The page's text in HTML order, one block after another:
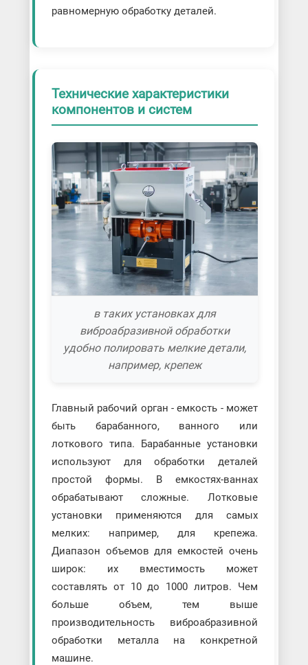
равномерную обработку деталей.
Технические характеристики
компонентов и систем
в таких установках для
виброабразивной обработки
удобно полировать мелкие детали,
например, крепеж
Главный рабочий орган - емкость - может
быть барабанного, ванного или
лоткового типа. Барабанные установки
используют для обработки деталей
простой формы. В емкостях-ваннах
обрабатывают сложные. Лотковые
установки применяются для самых
мелких: например, для крепежа.
Диапазон объемов для емкостей очень
широк: их вместимость может
составлять от 10 до 1000 литров. Чем
больше объем, тем выше
производительность виброабразивной
обработки металла на конкретной
машине.